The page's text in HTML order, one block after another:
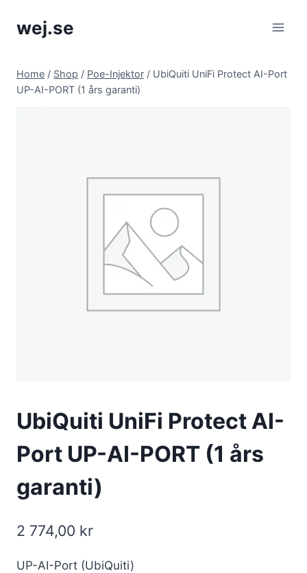
wej.se
Home / Shop / Poe-Injektor / UbiQuiti UniFi Protect AI-Port
UP-AI-PORT (1 års garanti)
UbiQuiti UniFi Protect AI-
Port UP-AI-PORT (1 års
garanti)
2 774,00 kr
UP-AI-Port (UbiQuiti)